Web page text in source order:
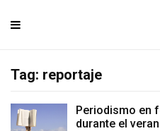
Tag: reportaje
Periodismo en
durante el